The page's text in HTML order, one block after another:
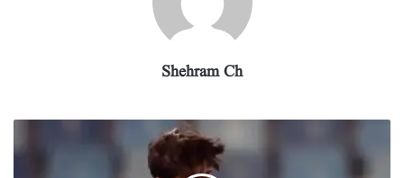
Shehram Ch